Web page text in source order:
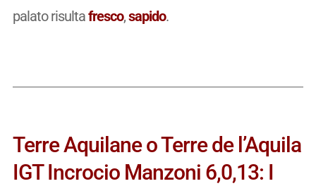
palato risultafresco,sapido.
Terre Aquilane o Terre de l’Aquila
IGT Incrocio Manzoni 6,0,13: I